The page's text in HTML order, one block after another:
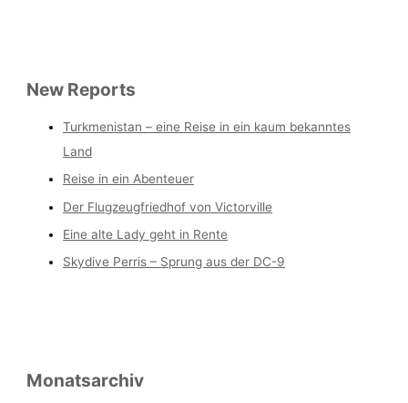
New Reports
Turkmenistan – eine Reise in ein kaum bekanntes
Land
Reise in ein Abenteuer
Der Flugzeugfriedhof von Victorville
Eine alte Lady geht in Rente
Skydive Perris – Sprung aus der DC-9
Monatsarchiv